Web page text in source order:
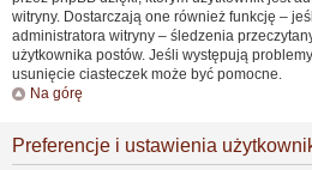
witryny. Dostarczają one również funkcję –
administratora witryny – śledzenia
użytkownika postów. Jeśli występują
usunięcie ciasteczek może być pomocne.
Na górę
Preferencje i ustawienia